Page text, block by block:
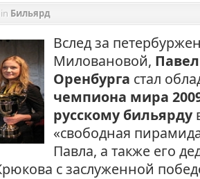
in Бильярд
Вслед за
Миловановой,
Оренбурга cтал
чемпиона мира
русскому бильярду
«свободная
Павла, а также его
с заслуженной